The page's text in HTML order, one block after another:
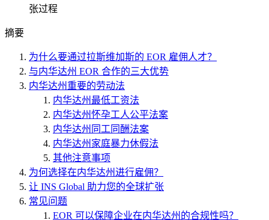
张过程
摘要
为什么要通过拉斯维加斯的 EOR 雇佣人才？
与内华达州 EOR 合作的三大优势
内华达州重要的劳动法
内华达州最低工资法
内华达州怀孕工人公平法案
内华达州同工同酬法案
内华达州家庭暴力休假法
其他注意事项
为何选择在内华达州进行雇佣？
让 INS Global 助力您的全球扩张
常见问题
EOR 可以保障企业在内华达州的合规性吗？